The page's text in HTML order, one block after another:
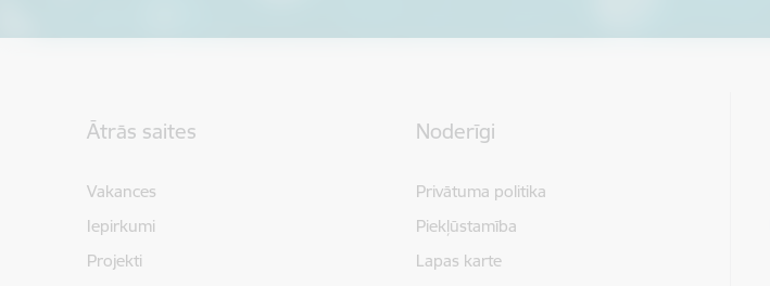
Ātrās saites
Vakances
Iepirkumi
Projekti
Noderīgi
Privātuma politika
Piekļūstamība
Lapas karte